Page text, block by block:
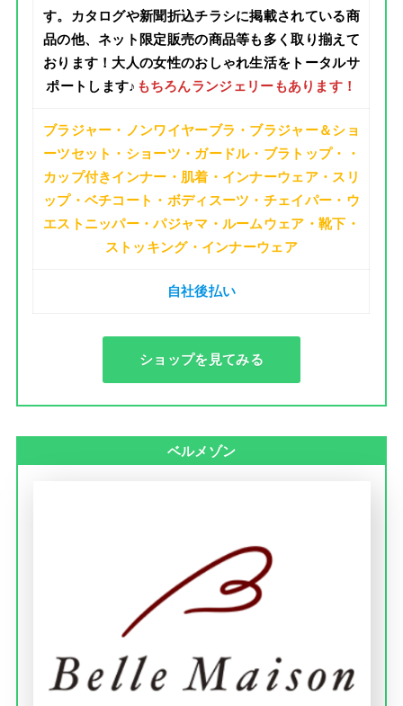
す。カタログや新聞折込チラシに掲載されている商
品の他、ネット限定販売の商品等も多く取り揃えて
おります！ 大人の女性のおしゃれ生活をトータルサ
ポート します♪ もちろんランジェリーもあります！
ブラジャー・ノンワイヤーブラ・ブラジャー＆ショ
ーツセット・ショーツ・ガードル・ブラトップ・・
カップ付きインナー・肌着・インナーウェア・スリ
ップ・ベチコート・ボディスーツ・チェイパー・ウ
エストニッパー・パジャマ・ルームウェア・靴下・
ストッキング・インナーウェア
自社後払い
ショップを見てみる
ベルメゾン